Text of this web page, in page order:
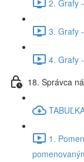
2. Grafy
3. Grafy
4. Grafy
18. Správca
1.